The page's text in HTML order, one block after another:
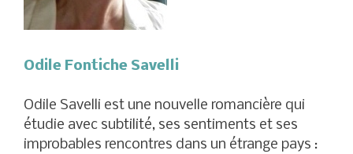
Odile Fontiche Savelli
Odile Savelli est une nouvelle romancière qui
étudie avec subtilité, ses sentiments et ses
improbables rencontres dans un étrange pays :